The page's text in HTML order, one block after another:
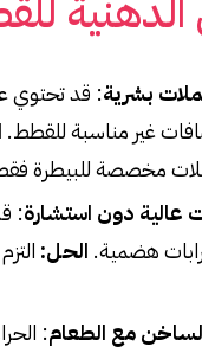
بشرية: قد تحتوي
غير مناسبة للقطط.
مخصصة للبيطرة
عالية دون استشارة:
هضمية. الحل:
مع الطعام: